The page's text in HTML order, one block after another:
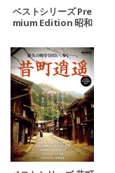
ベストシリーズ Pre
mium Edition 昭和